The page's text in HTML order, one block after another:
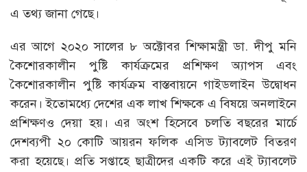
এ তথ্য জানা গেছে।
এর আগে ২০২০ সালের ৮ অক্টোবর শিক্ষামন্ত্রী ডা. দীপু মনি
কৈশোরকালীন পুষ্টি কার্যক্রমের প্রশিক্ষণ অ্যাপস এবং
কৈশোরকালীন পুষ্টি কার্যক্রম বাস্তবায়নে গাইডলাইন উদ্বোধন
করেন। ইতোমধ্যে দেশের এক লাখ শিক্ষকে এ বিষয়ে অনলাইনে
প্রশিক্ষণও দেয়া হয়। এর অংশ হিসেবে চলতি বছরের মার্চে
দেশব্যপী ২০ কোটি আয়রন ফলিক এসিড ট্যাবলেট বিতরণ
করা হয়েছে। প্রতি সপ্তাহে ছাত্রীদের একটি করে এই ট্যাবলেট